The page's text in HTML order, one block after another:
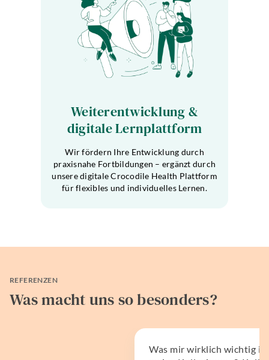
Weiterentwicklung &
digitale Lernplattform
Wir fördern Ihre Entwicklung durch
praxisnahe Fortbildungen – ergänzt durch
unsere digitale Crocodile Health Plattform
für flexibles und individuelles Lernen.
REFERENZEN
Was macht uns so besonders?
Was mir wirklich wichtig